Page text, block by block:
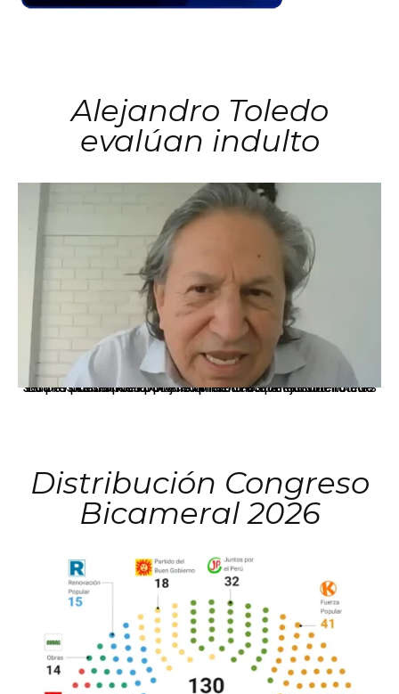
Alejandro Toledo
evalúan indulto
La presidenta Keiko Fujimori informó que la solicitud de indulto presentada por el expresidente Alejandro Toledo será evaluada por la Comisión de Gracias Presidenciales conforme al procedimiento establecido.
Distribución Congreso
Bicameral 2026